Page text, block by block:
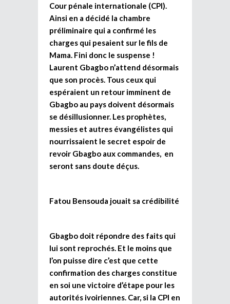
Cour pénale internationale (CPI).
Ainsi en a décidé la chambre
préliminaire qui a confirmé les
charges qui pesaient sur le fils de
Mama. Fini donc le suspense !
Laurent Gbagbo n’attend désormais
que son procès. Tous ceux qui
espéraient un retour imminent de
Gbagbo au pays doivent désormais
se désillusionner. Les prophètes,
messies et autres évangélistes qui
nourrissaient le secret espoir de
revoir Gbagbo aux commandes, en
seront sans doute déçus.
Fatou Bensouda jouait sa crédibilité
Gbagbo doit répondre des faits qui
lui sont reprochés. Et le moins que
l’on puisse dire c’est que cette
confirmation des charges constitue
en soi une victoire d’étape pour les
autorités ivoiriennes. Car, si la CPI en